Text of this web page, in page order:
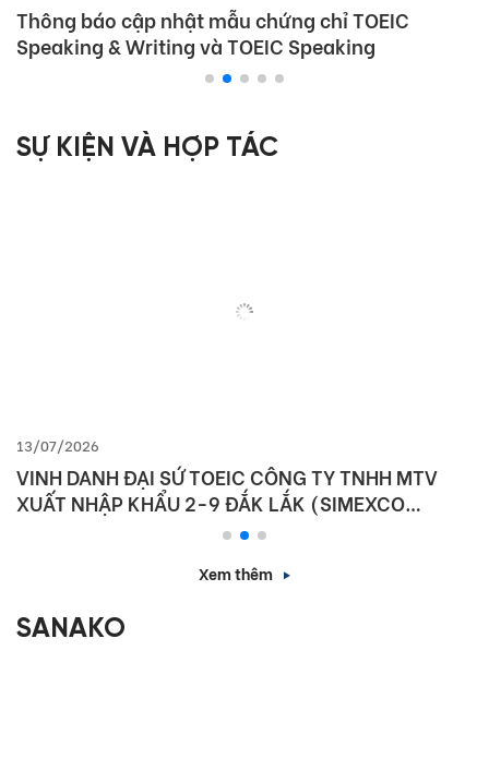
Thông báo cập nhật mẫu chứng chỉ TOEIC
Speaking & Writing và TOEIC Speaking
SỰ KIỆN VÀ HỢP TÁC
13/07/2026
VINH DANH ĐẠI SỨ TOEIC CÔNG TY TNHH MTV
XUẤT NHẬP KHẨU 2-9 ĐẮK LẮK (SIMEXCO
Xem thêm
SANAKO